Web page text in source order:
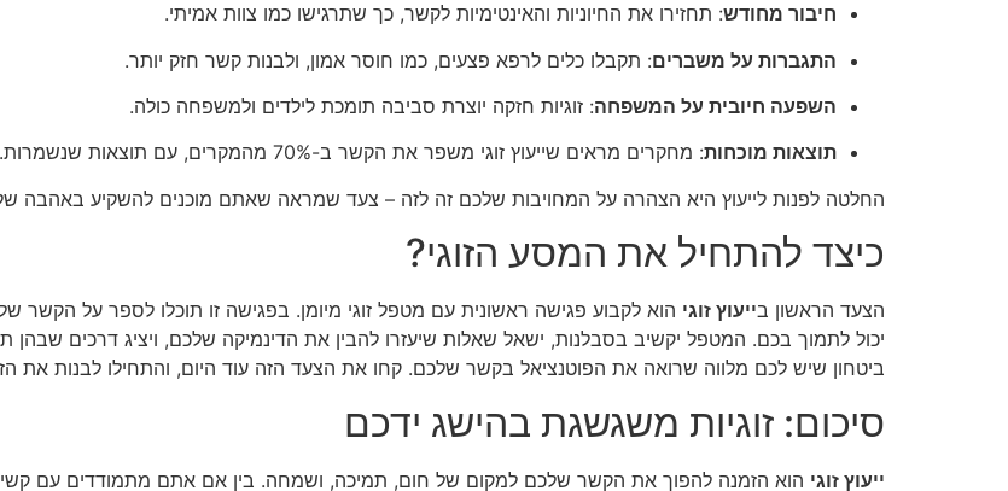
חיבור מחודש: תחזירו את החיוניות והאינטימיות לקשר, כך שתרגישו כמו צוות אמיתי.
התגברות על משברים: תקבלו כלים לרפא פצעים, כמו חוסר אמון, ולבנות קשר חזק יותר.
השפעה חיובית על המשפחה: זוגיות חזקה יוצרת סביבה תומכת לילדים ולמשפחה כולה.
תוצאות מוכחות: מחקרים מראים שייעוץ זוגי משפר את הקשר ב-70% מהמקרים, עם תוצאות שנשמרות.
החלטה לפנות לייעוץ היא הצהרה על המחויבות שלכם זה לזה – צעד שמראה שאתם מוכנים להשקיע באהבה
כיצד להתחיל את המסע הזוגי?
הצעד הראשון בייעוץ זוגי הוא לקבוע פגישה ראשונית עם מטפל זוגי מיומן. בפגישה זו תוכלו לספר על
יכול לתמוך בכם. המטפל יקשיב בסבלנות, ישאל שאלות שיעזרו להבין את הדינמיקה שלכם, ויציג דרכים
ביטחון שיש לכם מלווה שרואה את הפוטנציאל בקשר שלכם. קחו את הצעד הזה עוד היום, והתחילו לבנות את
סיכום: זוגיות משגשגת בהישג ידכם
ייעוץ זוגי הוא הזמנה להפוך את הקשר שלכם למקום של חום, תמיכה, ושמחה. בין אם אתם מתמודדים עם